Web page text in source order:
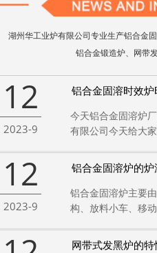
湖州华工业炉有限公司专业生产铝合金
铝合金锻造炉、网带
12
2023-9
铝合金固溶时效
今天铝合金固溶炉
有限公司今天给大
12
2023-9
铝合金固溶炉的炉
铝合金固溶炉主要
构、放料小车、移
网带式发黑炉的